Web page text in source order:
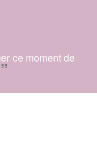
ce moment de